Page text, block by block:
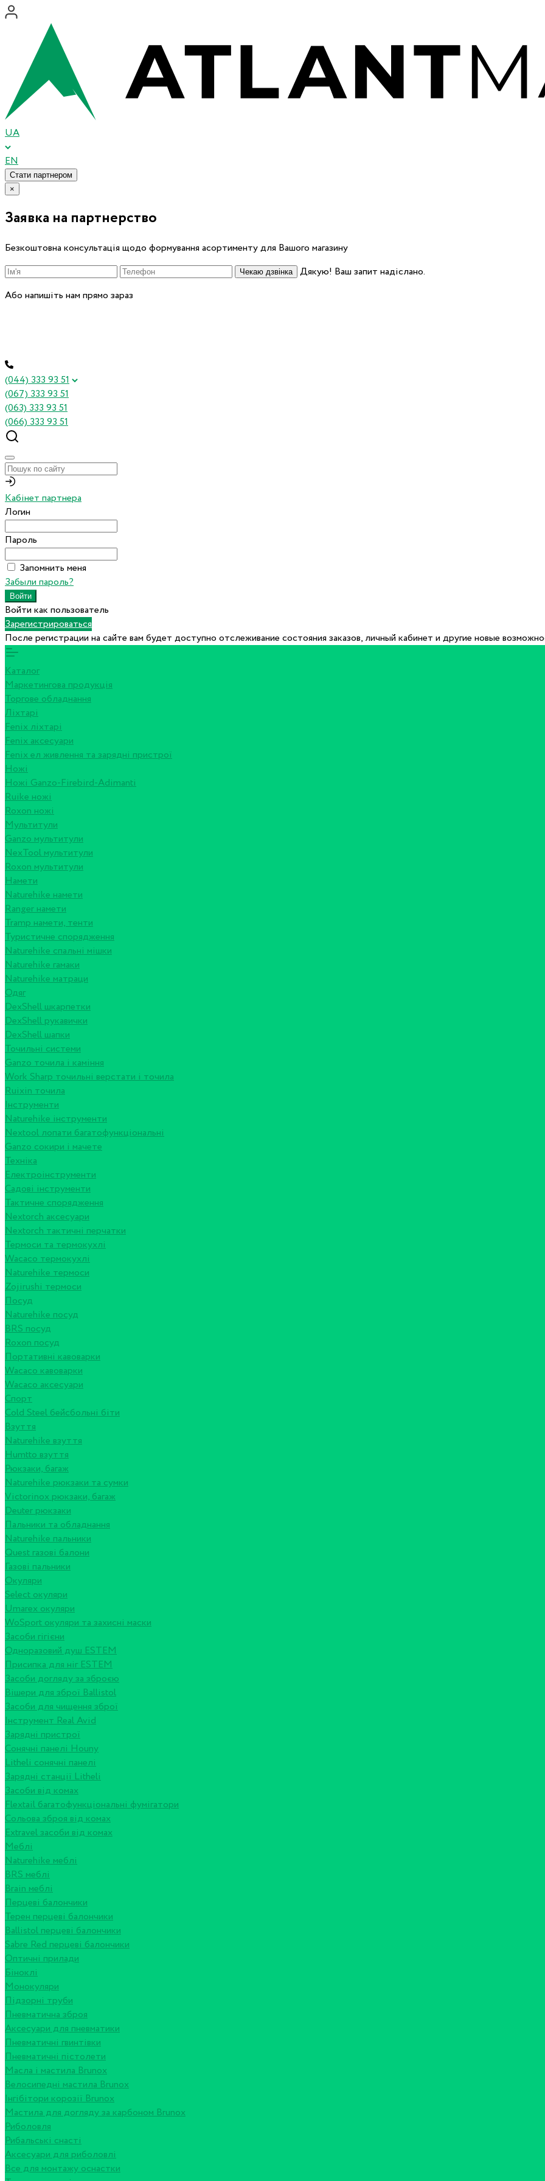
UA
EN
Стати партнером
×
Заявка на партнерство
Безкоштовна консультація щодо формування асортименту для Вашого магазину
Чекаю дзвінка
Дякую! Ваш запит надіслано.
Або напишіть нам прямо зараз
(044) 333 93 51
(067) 333 93 51
(063) 333 93 51
(066) 333 93 51
Кабінет партнера
Логин
Пароль
Запомнить меня
Забыли пароль?
Войти как пользователь
Зарегистрироваться
После регистрации на сайте вам будет доступно отслеживание состояния заказов, личный кабинет и другие новые
Каталог
Маркетингова продукція
Торгове обладнання
Ліхтарі
Fenix ліхтарі
Fenix аксесуари
Fenix ел живлення та зарядні пристрої
Ножі
Ножі Ganzo-Firebird-Adimanti
Ruike ножі
Roxon ножi
Мультитули
Ganzo мультитули
NexTool мультитули
Roxon мультитули
Намети
Naturehike намети
Ranger намети
Tramp намети, тенти
Туристичне спорядження
Naturehike спальні мішки
Naturehike гамаки
Naturehike матраци
Одяг
DexShell шкарпетки
DexShell рукавички
DexShell шапки
Точильні системи
Ganzo точила і каміння
Work Sharp точильні верстати і точила
Ruixin точила
Інструменти
Naturehike інструменти
Nextool лопати багатофункціональні
Ganzo сокири і мачете
Техніка
Електроінструменти
Садові інструменти
Тактичне спорядження
Nextorch аксесуари
Nextorch тактичні перчатки
Термоси та термокухлі
Wacaco термокухлі
Naturehike термоси
Zojirushi термоси
Посуд
Naturehike посуд
BRS посуд
Roxon посуд
Портативні кавоварки
Wacaco кавоварки
Wacaco аксесуари
Спорт
Cold Steel бейсбольні біти
Взуття
Naturehike взуття
Humtto взуття
Рюкзаки, багаж
Naturehike рюкзаки та сумки
Victorinox рюкзаки, багаж
Deuter рюкзаки
Пальники та обладнання
Naturehike пальники
Quest газові балони
Газові пальники
Окуляри
Select окуляри
Umarex окуляри
WoSport окуляри та захисні маски
Засоби гігієни
Одноразовий душ ESTEM
Присипка для ніг ESTEM
Засоби догляду за зброєю
Вішери для зброї Ballistol
Засоби для чищення зброї
Інструмент Real Avid
Зарядні пристрої
Сонячні панелі Houny
Litheli сонячні панелі
Зарядні станції Litheli
Засоби від комах
Flextail багатофункціональні фумігатори
Сольова зброя від комах
Extravel засоби від комах
Меблі
Naturehike меблі
BRS меблі
Brain меблі
Перцеві балончики
Терен перцеві балончики
Ballistol перцеві балончики
Sabre Red перцеві балончики
Оптичні прилади
Біноклі
Монокуляри
Підзорні труби
Пневматична зброя
Аксесуари для пневматики
Пневматичні гвинтівки
Пневматичні пістолети
Масла і мастила Brunox
Велосипедні мастила Brunox
Інгібітори корозії Brunox
Мастила для догляду за карбоном Brunox
Риболовля
Рибальські снасті
Аксесуари для риболовлі
Все для монтажу оснастки